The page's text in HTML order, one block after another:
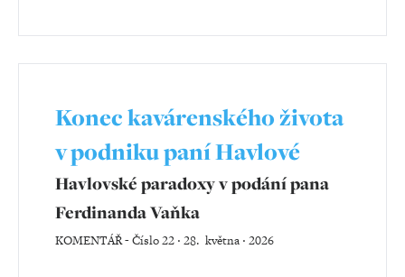
Konec kavárenského života
v podniku paní Havlové
Havlovské paradoxy v podání pana
Ferdinanda Vaňka
KOMENTÁŘ-Číslo 22 ‧ 28. května ‧ 2026